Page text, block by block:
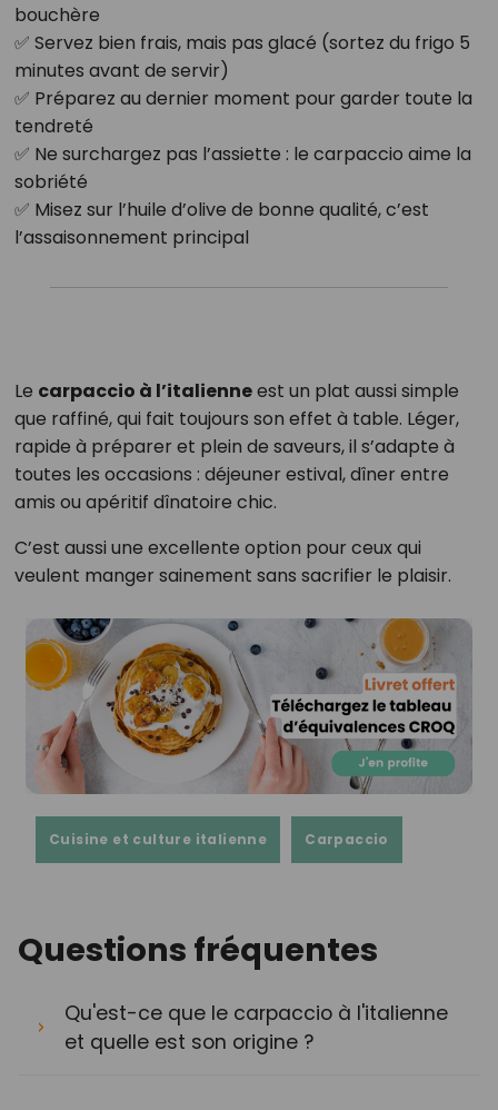
bouchère
✅ Servez bien frais, mais pas glacé (sortez du frigo 5
minutes avant de servir)
✅ Préparez au dernier moment pour garder toute la
tendreté
✅ Ne surchargez pas l’assiette : le carpaccio aime la
sobriété
✅ Misez sur l’huile d’olive de bonne qualité, c’est
l’assaisonnement principal
Le carpaccio à l’italienneest un plat aussi simple
que raffiné, qui fait toujours son effet à table. Léger,
rapide à préparer et plein de saveurs, il s’adapte à
toutes les occasions : déjeuner estival, dîner entre
amis ou apéritif dînatoire chic.
C’est aussi une excellente option pour ceux qui
veulent manger sainement sans sacrifier le plaisir.
Cuisine et culture italienne Carpaccio
Questions fréquentes
Qu'est-ce que le carpaccio à l'italienne
et quelle est son origine ?